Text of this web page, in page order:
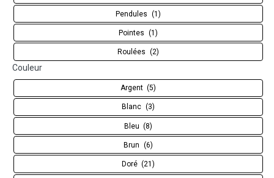
Pendules (1)
Pointes (1)
Roulées (2)
Couleur
Argent (5)
Blanc (3)
Bleu (8)
Brun (6)
Doré (21)